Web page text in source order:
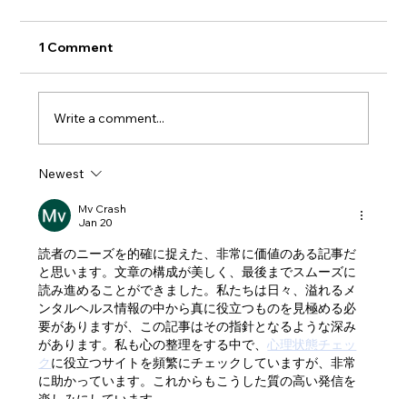
ここ数年で、中小企業の「M&A（企業の合
併・買収）」はかつてないほど活発化していま
す。 後継者不足を背景にした「守りのM&A」
もあれば、成長のための「攻めのM&A」も増
M&Aが日常の経営手段になりつつあります。
することで、自社の成長を加速させる手段でも
あるM&Aでは、 契約
1 Comment
Write a comment...
Newest
Mv Crash
Jan 20
読者のニーズを的確に捉えた、非常に価値のある記事だ
と思います。文章の構成が美しく、最後までスムーズに
読み進めることができました。私たちは日々、溢れるメ
ンタルヘルス情報の中から真に役立つものを見極める必
要がありますが、この記事はその指針となるような深み
があります。私も心の整理をする中で、心理状態チェッ
ク に役立つサイトを頻繁にチェックしていますが、非常
に助かっています。これからもこうした質の高い発信を